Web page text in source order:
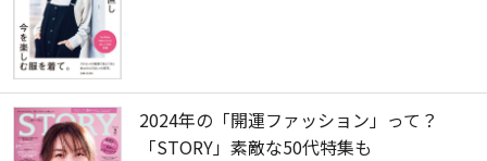
2024年の「開運ファッション」って？
「STORY」素敵な50代特集も